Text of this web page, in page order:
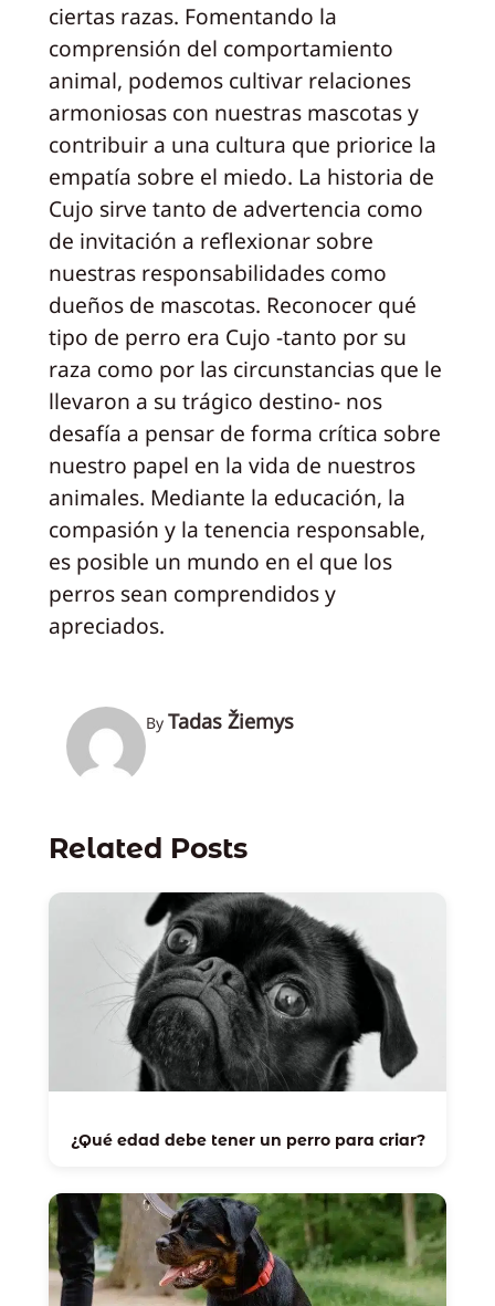
ciertas razas. Fomentando la
comprensión del comportamiento
animal, podemos cultivar relaciones
armoniosas con nuestras mascotas y
contribuir a una cultura que priorice la
empatía sobre el miedo. La historia de
Cujo sirve tanto de advertencia como
de invitación a reflexionar sobre
nuestras responsabilidades como
dueños de mascotas. Reconocer qué
tipo de perro era Cujo -tanto por su
raza como por las circunstancias que le
llevaron a su trágico destino- nos
desafía a pensar de forma crítica sobre
nuestro papel en la vida de nuestros
animales. Mediante la educación, la
compasión y la tenencia responsable,
es posible un mundo en el que los
perros sean comprendidos y
apreciados.
By Tadas Žiemys
Related Posts
¿Qué edad debe tener un perro para criar?